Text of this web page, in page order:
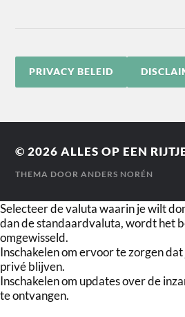
PRIVACY BELEID
© 2026ALLES OP EEN
THEMA DOORANDERS NORÉN
Selecteer de valuta waarin je wilt
dan de standaardvaluta, wordt het
omgewisseld.
Inschakelen om ervoor te zorgen
privé blijven.
Inschakelen om updates over de
te ontvangen.